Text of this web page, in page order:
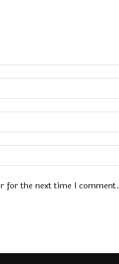
for the next time I comment.